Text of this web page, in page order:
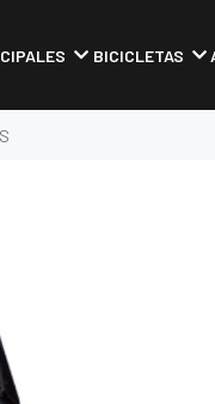
BICICLETAS